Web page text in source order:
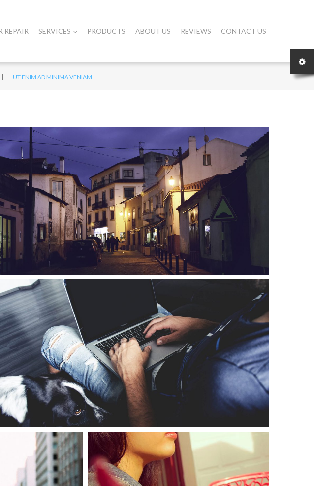
REPAIR SERVICES PRODUCTS ABOUT US REVIEWS CONTACT US
| UT ENIM AD MINIMA VENIAM